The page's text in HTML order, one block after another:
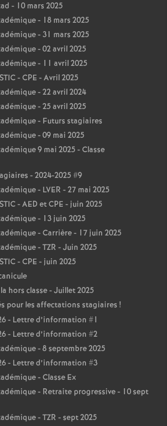
- 10 mars 2025
- 18 mars 2025
- 31 mars 2025
- 02 avril 2025
- 11 avril 2025
- CPE - Avril 2025
- 22 avril 2024
- 25 avril 2025
- Futurs stagiaires
- 09 mai 2025
9 mai 2025 - Classe
- 2024-2025 #9
- LVER - 27 mai 2025
- AED et CPE - juin 2025
- 13 juin 2025
- Carrière - 17 juin 2025
- TZR - Juin 2025
- CPE - juin 2025
hors classe - Juillet 2025
pour les affectations stagiaires !
- Lettre d’information #1
- Lettre d’information #2
- 8 septembre 2025
- Lettre d’information #3
- Classe Ex
- Retraite progressive - 10 sept
- TZR - sept 2025